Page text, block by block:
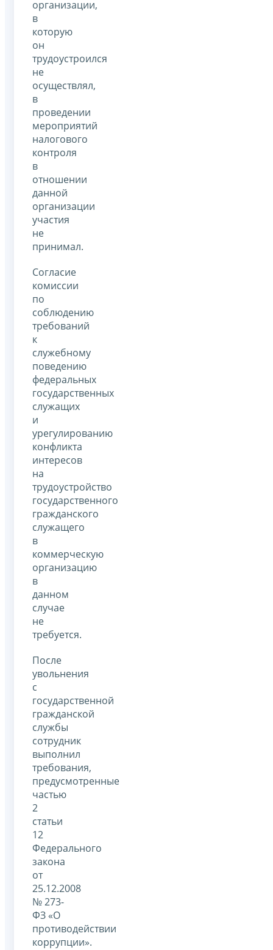
организации,
в
которую
он
трудоустроился
не
осуществлял,
в
проведении
мероприятий
налогового
контроля
в
отношении
данной
организации
участия
не
принимал.
Согласие
комиссии
по
соблюдению
требований
к
служебному
поведению
федеральных
государственных
служащих
и
урегулированию
конфликта
интересов
на
трудоустройство
государственного
гражданского
служащего
в
коммерческую
организацию
в
данном
случае
не
требуется.
После
увольнения
с
государственной
гражданской
службы
сотрудник
выполнил
требования,
предусмотренные
частью
2
статьи
12
Федерального
закона
от
25.12.2008
№ 273-
ФЗ «О
противодействии
коррупции».